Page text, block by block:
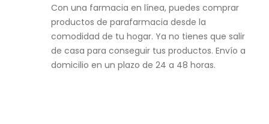
Con una farmacia en línea, puedes comprar
productos de parafarmacia desde la
comodidad de tu hogar. Ya no tienes que salir
de casa para conseguir tus productos. Envío a
domicilio en un plazo de 24 a 48 horas.